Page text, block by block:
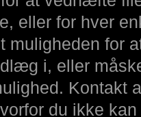
eller for hver
muligheden for
i, eller
Kontakt
du ikke